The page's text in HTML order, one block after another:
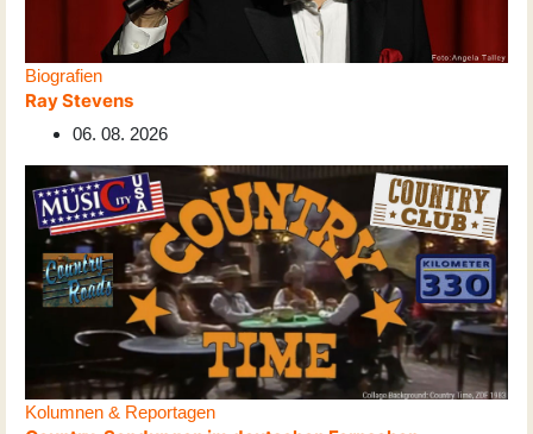
Biografien
Ray Stevens
06. 08. 2026
Kolumnen & Reportagen